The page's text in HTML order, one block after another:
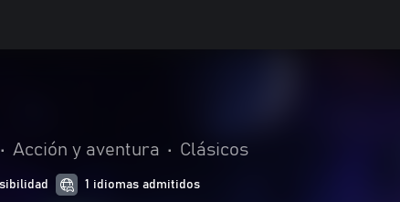
• Acción y aventura • Clásicos
1 idiomas admitidos